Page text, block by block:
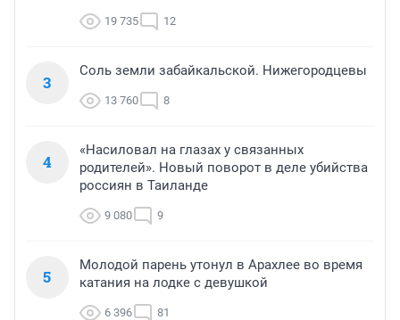
19 735 12
3
Соль земли забайкальской. Нижегородцевы
13 760 8
4
«Насиловал на глазах у связанных
родителей». Новый поворот в деле убийства
россиян в Таиланде
9 080 9
5
Молодой парень утонул в Арахлее во время
катания на лодке с девушкой
6 396 81